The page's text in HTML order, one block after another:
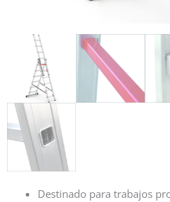
Destinado para trabajos